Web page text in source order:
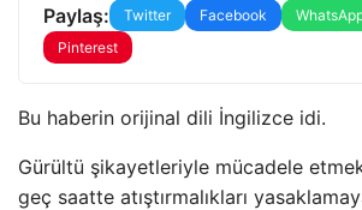
Paylaş: Twitter Facebook
Pinterest
Bu haberin orijinal dili İngilizce idi.
Gürültü şikayetleriyle mücadele
geç saatte atıştırmalıkları